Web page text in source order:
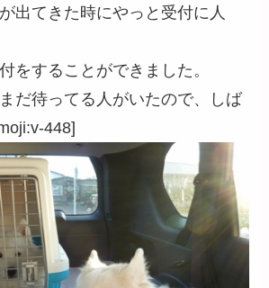
出てきた時にやっと受付に人
をすることができました。
だ待ってる人がいたので、しば
448]